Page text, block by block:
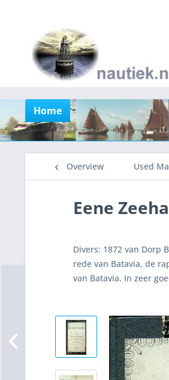
Home
Overview Used
Eene
Divers: 1872 van Dorp
rede van Batavia, de
van Batavia. In zeer